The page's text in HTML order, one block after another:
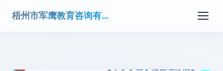
梧州市军鹰教育咨询有限公司